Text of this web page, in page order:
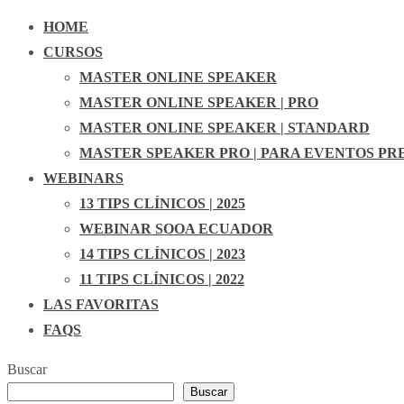
HOME
CURSOS
MASTER ONLINE SPEAKER
MASTER ONLINE SPEAKER | PRO
MASTER ONLINE SPEAKER | STANDARD
MASTER SPEAKER PRO | PARA EVENTOS
WEBINARS
13 TIPS CLÍNICOS | 2025
WEBINAR SOOA ECUADOR
14 TIPS CLÍNICOS | 2023
11 TIPS CLÍNICOS | 2022
LAS FAVORITAS
FAQS
Buscar
Buscar